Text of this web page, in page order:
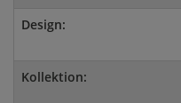
Design:
Kollektion: